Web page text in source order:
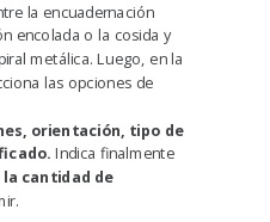
la encuadernación
encolada o la cosida y
metálica. Luego, en la
las opciones de
orientación tipo de
.Indica finalmente
cantidad de